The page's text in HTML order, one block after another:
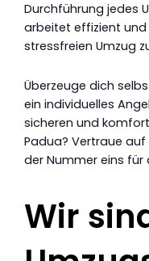
Durchführung jedes
arbeitet effizient und
stressfreien Umzug
Überzeuge dich
ein individuelles
sicheren und
Padua? Vertraue auf
der Nummer eins für
Wir